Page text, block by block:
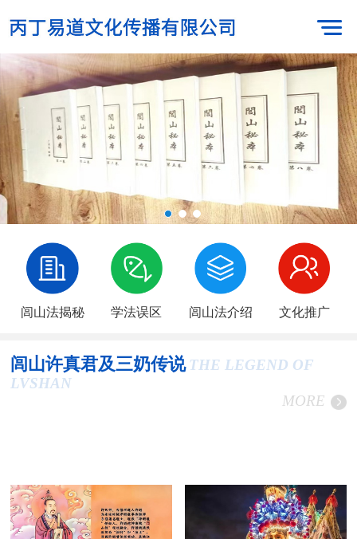
闾山法揭秘 学法误区 闾山法介绍 文化推广
闾山许真君及三奶传说 THE LEGEND OF
LVSHAN
MORE